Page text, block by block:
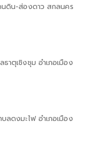
ดิน-ส่องดาว สกลนคร
าตุเชิงชุม อำเภอเมือง
ลดงมะไฟ อำเภอเมือง